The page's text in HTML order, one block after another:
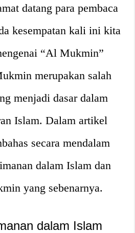
datang para pembaca
kesempatan kali ini kita
“Al Mukmin”
merupakan salah
menjadi dasar dalam
Islam. Dalam artikel
secara mendalam
dalam Islam dan
yang sebenarnya.
dalam Islam